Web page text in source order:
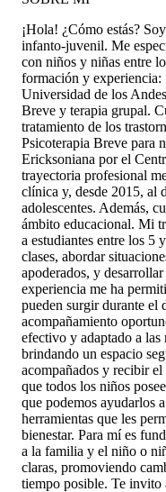
¡Hola! ¿Cómo estás?
infanto-juvenil. Me
con niños y niñas entre
formación y
Universidad de los
Breve y terapia grupal.
tratamiento de los
Psicoterapia Breve para
Ericksoniana por el
trayectoria profesional
clínica y, desde 2015, al
adolescentes. Además,
ámbito educacional. Mi
a estudiantes entre los 5
clases, abordar
apoderados, y
experiencia me ha
pueden surgir durante el
acompañamiento
efectivo y adaptado a las
brindando un espacio
acompañados y recibir
que todos los niños
que podemos ayudarlos
herramientas que les
bienestar. Para mí es
a la familia y el niño o
claras, promoviendo
tiempo posible. Te invito